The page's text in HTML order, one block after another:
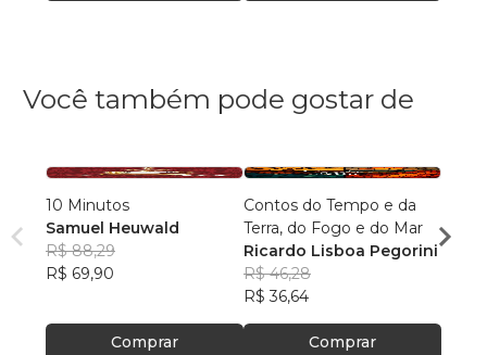
Você também pode gostar de
10 Minutos
Samuel Heuwald
R$ 88,29
R$ 69,90
Comprar
Contos do Tempo e da
Terra, do Fogo e do Mar
Ricardo Lisboa Pegorini
R$ 46,28
R$ 36,64
Comprar